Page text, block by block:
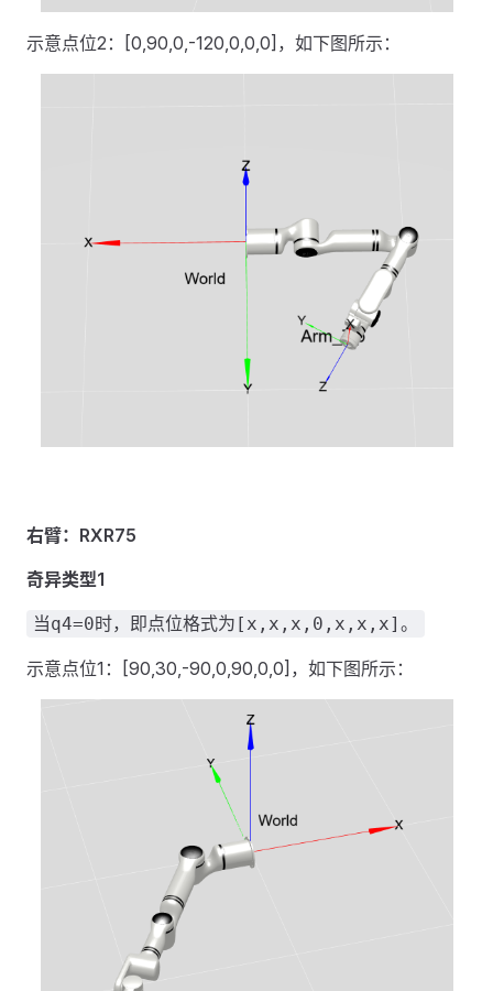
示意点位2：[0,90,0,-120,0,0,0]，如下图所示：
右臂：RXR75
奇异类型1
当q4=0时，即点位格式为[x,x,x,0,x,x,x]。
示意点位1：[90,30,-90,0,90,0,0]，如下图所示：